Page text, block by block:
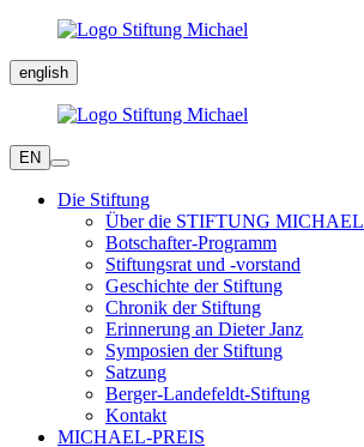
english
EN
Die Stiftung
Über die STIFTUNG MICHAEL
Botschafter-Programm
Stiftungsrat und -vorstand
Geschichte der Stiftung
Chronik der Stiftung
Erinnerung an Dieter Janz
Symposien der Stiftung
Satzung
Berger-Landefeldt-Stiftung
Kontakt
MICHAEL-PREIS